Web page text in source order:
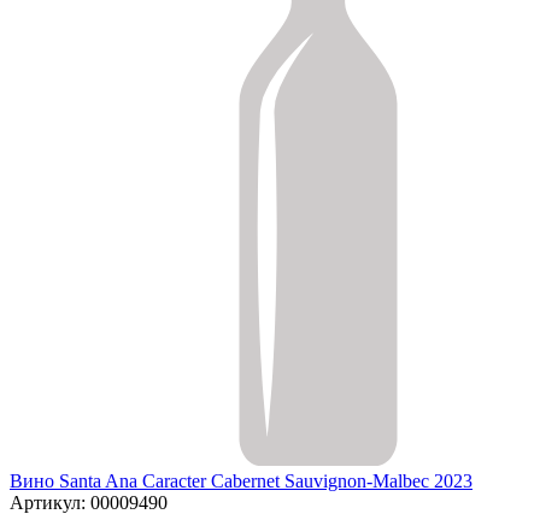
Вино Santa Ana Caracter Cabernet Sauvignon-Malbec 2023
Артикул: 00009490